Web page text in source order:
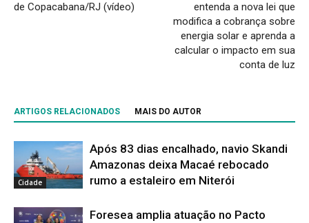
de Copacabana/RJ (vídeo)
entenda a nova lei que
modifica a cobrança sobre
energia solar e aprenda a
calcular o impacto em sua
conta de luz
ARTIGOS RELACIONADOS MAIS DO AUTOR
Cidade
Após 83 dias encalhado, navio Skandi
Amazonas deixa Macaé rebocado
rumo a estaleiro em Niterói
Foresea amplia atuação no Pacto